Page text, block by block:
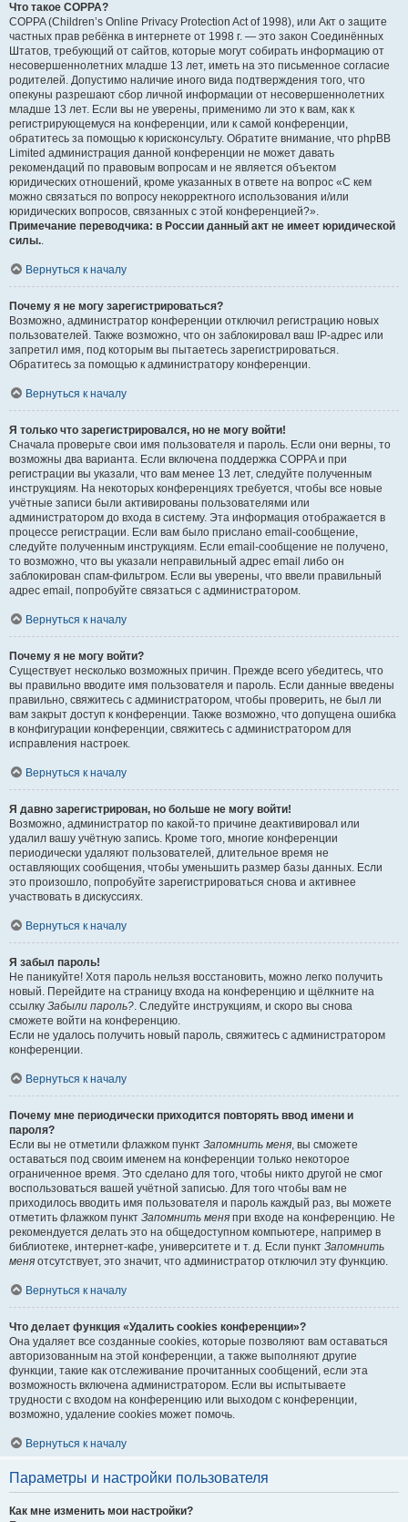
Что такое COPPA?
COPPA (Children’s Online Privacy Protection Act of 1998), или Акт о защите
частных прав ребёнка в интернете от 1998 г. — это закон Соединённых
Штатов, требующий от сайтов, которые могут собирать информацию от
несовершеннолетних младше 13 лет, иметь на это письменное согласие
родителей. Допустимо наличие иного вида подтверждения того, что
опекуны разрешают сбор личной информации от несовершеннолетних
младше 13 лет. Если вы не уверены, применимо ли это к вам, как к
регистрирующемуся на конференции, или к самой конференции,
обратитесь за помощью к юрисконсульту. Обратите внимание, что phpBB
Limited администрация данной конференции не может давать
рекомендаций по правовым вопросам и не является объектом
юридических отношений, кроме указанных в ответе на вопрос «С кем
можно связаться по вопросу некорректного использования и/или
юридических вопросов, связанных с этой конференцией?».
Примечание переводчика: в России данный акт не имеет юридической
силы..
Вернуться к началу
Почему я не могу зарегистрироваться?
Возможно, администратор конференции отключил регистрацию новых
пользователей. Также возможно, что он заблокировал ваш IP-адрес или
запретил имя, под которым вы пытаетесь зарегистрироваться.
Обратитесь за помощью к администратору конференции.
Вернуться к началу
Я только что зарегистрировался, но не могу войти!
Сначала проверьте свои имя пользователя и пароль. Если они верны, то
возможны два варианта. Если включена поддержка COPPA и при
регистрации вы указали, что вам менее 13 лет, следуйте полученным
инструкциям. На некоторых конференциях требуется, чтобы все новые
учётные записи были активированы пользователями или
администратором до входа в систему. Эта информация отображается в
процессе регистрации. Если вам было прислано email-сообщение,
следуйте полученным инструкциям. Если email-сообщение не получено,
то возможно, что вы указали неправильный адрес email либо он
заблокирован спам-фильтром. Если вы уверены, что ввели правильный
адрес email, попробуйте связаться с администратором.
Вернуться к началу
Почему я не могу войти?
Существует несколько возможных причин. Прежде всего убедитесь, что
вы правильно вводите имя пользователя и пароль. Если данные введены
правильно, свяжитесь с администратором, чтобы проверить, не был ли
вам закрыт доступ к конференции. Также возможно, что допущена ошибка
в конфигурации конференции, свяжитесь с администратором для
исправления настроек.
Вернуться к началу
Я давно зарегистрирован, но больше не могу войти!
Возможно, администратор по какой-то причине деактивировал или
удалил вашу учётную запись. Кроме того, многие конференции
периодически удаляют пользователей, длительное время не
оставляющих сообщения, чтобы уменьшить размер базы данных. Если
это произошло, попробуйте зарегистрироваться снова и активнее
участвовать в дискуссиях.
Вернуться к началу
Я забыл пароль!
Не паникуйте! Хотя пароль нельзя восстановить, можно легко получить
новый. Перейдите на страницу входа на конференцию и щёлкните на
ссылку Забыли пароль?. Следуйте инструкциям, и скоро вы снова
сможете войти на конференцию.
Если не удалось получить новый пароль, свяжитесь с администратором
конференции.
Вернуться к началу
Почему мне периодически приходится повторять ввод имени и
пароля?
Если вы не отметили флажком пункт Запомнить меня, вы сможете
оставаться под своим именем на конференции только некоторое
ограниченное время. Это сделано для того, чтобы никто другой не смог
воспользоваться вашей учётной записью. Для того чтобы вам не
приходилось вводить имя пользователя и пароль каждый раз, вы можете
отметить флажком пункт Запомнить меня при входе на конференцию. Не
рекомендуется делать это на общедоступном компьютере, например в
библиотеке, интернет-кафе, университете и т. д. Если пункт Запомнить
меня отсутствует, это значит, что администратор отключил эту функцию.
Вернуться к началу
Что делает функция «Удалить cookies конференции»?
Она удаляет все созданные cookies, которые позволяют вам оставаться
авторизованным на этой конференции, а также выполняют другие
функции, такие как отслеживание прочитанных сообщений, если эта
возможность включена администратором. Если вы испытываете
трудности с входом на конференцию или выходом с конференции,
возможно, удаление cookies может помочь.
Вернуться к началу
Параметры и настройки пользователя
Как мне изменить мои настройки?